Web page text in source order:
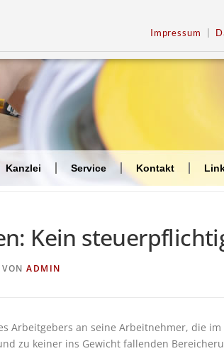
Impressum
Kanzlei Service Kontakt
Kein
VON ADMIN
Arbeitgebers an seine Arbeitnehmer, die
zu keiner ins Gewicht fallenden